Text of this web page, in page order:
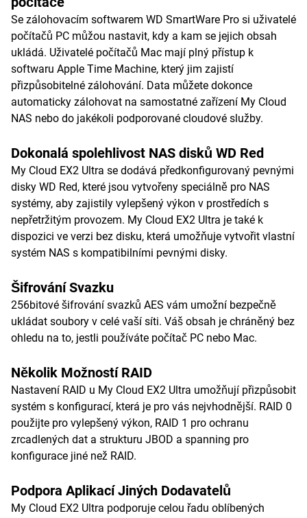
Se zálohovacím softwarem WD SmartWare Pro si uživatelé
počítačů PC můžou nastavit, kdy a kam se jejich obsah
ukládá. Uživatelé počítačů Mac mají plný přístup k
softwaru Apple Time Machine, který jim zajistí
přizpůsobitelné zálohování. Data můžete dokonce
automaticky zálohovat na samostatné zařízení My Cloud
NAS nebo do jakékoli podporované cloudové služby.
Dokonalá spolehlivost NAS disků WD Red
My Cloud EX2 Ultra se dodává předkonfigurovaný pevnými
disky WD Red, které jsou vytvořeny speciálně pro NAS
systémy, aby zajistily vylepšený výkon v prostředích s
nepřetržitým provozem. My Cloud EX2 Ultra je také k
dispozici ve verzi bez disku, která umožňuje vytvořit vlastní
systém NAS s kompatibilními pevnými disky.
Šifrování Svazku
256bitové šifrování svazků AES vám umožní bezpečně
ukládat soubory v celé vaší síti. Váš obsah je chráněný bez
ohledu na to, jestli používáte počítač PC nebo Mac.
Několik Možností RAID
Nastavení RAID u My Cloud EX2 Ultra umožňují přizpůsobit
systém s konfigurací, která je pro vás nejvhodnější. RAID 0
použijte pro vylepšený výkon, RAID 1 pro ochranu
zrcadlených dat a strukturu JBOD a spanning pro
konfigurace jiné než RAID.
Podpora Aplikací Jiných Dodavatelů
My Cloud EX2 Ultra podporuje celou řadu oblíbených